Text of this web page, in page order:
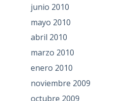
junio 2010
mayo 2010
abril 2010
marzo 2010
enero 2010
noviembre 2009
octubre 2009